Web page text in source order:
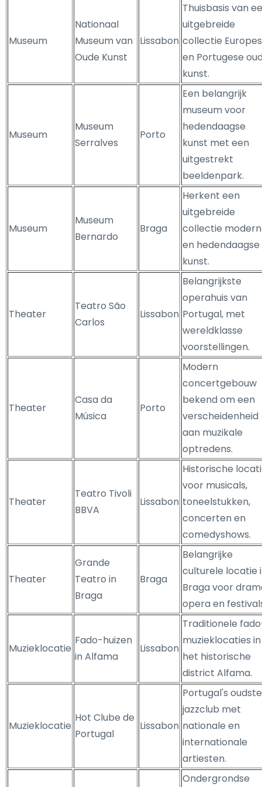
Museum
Nationaal
Museum van
Oude Kunst
Lissabon
Thuisbasis van
uitgebreide
collectie
en Portugese
kunst.
Museum
Museum
Serralves
Porto
Een belangrijk
museum voor
hedendaagse
kunst met een
uitgestrekt
beeldenpark.
Museum
Museum
Bernardo
Braga
Herkent een
uitgebreide
collectie
en hedendaagse
kunst.
Theater
Teatro São
Carlos
Lissabon
Belangrijkste
operahuis van
Portugal, met
wereldklasse
voorstellingen.
Theater
Casa da
Música
Porto
Modern
concertgebouw
bekend om een
verscheidenheid
aan muzikale
optredens.
Theater
Teatro Tivoli
BBVA
Lissabon
Historische
voor musicals,
toneelstukken,
concerten en
comedyshows.
Theater
Grande
Teatro in
Braga
Braga
Belangrijke
culturele locatie
Braga voor
opera en
Muzieklocatie
Fado-huizen
in Alfama
Lissabon
Traditionele
muzieklocaties in
het historische
district Alfama.
Muzieklocatie
Hot Clube de
Portugal
Lissabon
Portugal's oudste
jazzclub met
nationale en
internationale
artiesten.
Ondergrondse